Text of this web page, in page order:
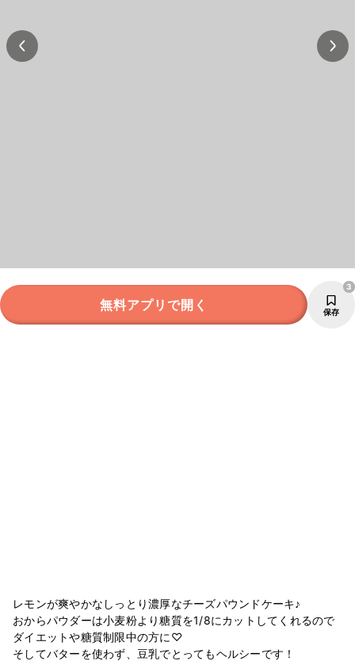
無料アプリで開く 保存
3
レモンが爽やかなしっとり濃厚なチーズパウンドケーキ♪
おからパウダーは小麦粉より糖質を1/8にカットしてくれるので
ダイエットや糖質制限中の方に♡
そしてバターを使わず、豆乳でとってもヘルシーです！